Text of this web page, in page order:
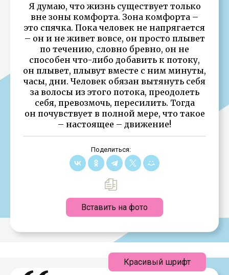
Я думаю, что жизнь существует только
вне зоны комфорта. Зона комфорта –
это спячка. Пока человек не напрягается
– он и не живет вовсе, он просто плывет
по течению, словно бревно, он не
способен что-либо добавить к потоку,
он плывет, плывут вместе с ним минуты,
часы, дни. Человек обязан вытянуть себя
за волосы из этого потока, преодолеть
себя, превозмочь, пересилить. Тогда
он почувствует в полной мере, что такое
– настоящее – движение!
Поделиться:
Вставить на фото
Красивый шрифт